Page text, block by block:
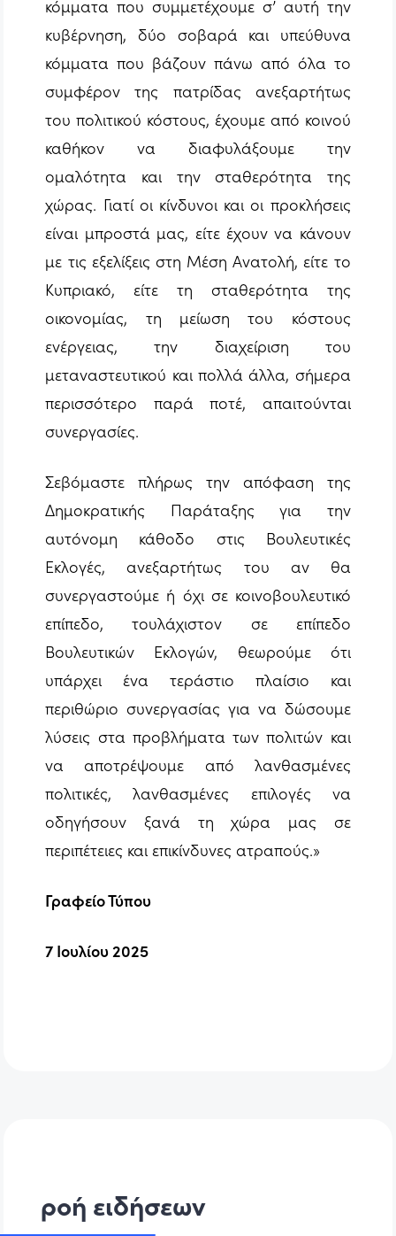
κόμματα που συμμετέχουμε σ’ αυτή την
κυβέρνηση, δύο σοβαρά και υπεύθυνα
κόμματα που βάζουν πάνω από όλα το
συμφέρον της πατρίδας ανεξαρτήτως
του πολιτικού κόστους, έχουμε από κοινού
καθήκον να διαφυλάξουμε την
ομαλότητα και την σταθερότητα της
χώρας. Γιατί οι κίνδυνοι και οι προκλήσεις
είναι μπροστά μας, είτε έχουν να κάνουν
με τις εξελίξεις στη Μέση Ανατολή, είτε το
Κυπριακό, είτε τη σταθερότητα της
οικονομίας, τη μείωση του κόστους
ενέργειας, την διαχείριση του
μεταναστευτικού και πολλά άλλα, σήμερα
περισσότερο παρά ποτέ, απαιτούνται
συνεργασίες.
Σεβόμαστε πλήρως την απόφαση της
Δημοκρατικής Παράταξης για την
αυτόνομη κάθοδο στις Βουλευτικές
Εκλογές, ανεξαρτήτως του αν θα
συνεργαστούμε ή όχι σε κοινοβουλευτικό
επίπεδο, τουλάχιστον σε επίπεδο
Βουλευτικών Εκλογών, θεωρούμε ότι
υπάρχει ένα τεράστιο πλαίσιο και
περιθώριο συνεργασίας για να δώσουμε
λύσεις στα προβλήματα των πολιτών και
να αποτρέψουμε από λανθασμένες
πολιτικές, λανθασμένες επιλογές να
οδηγήσουν ξανά τη χώρα μας σε
περιπέτειες και επικίνδυνες ατραπούς.»
Γραφείο Τύπου
7 Ιουλίου 2025
ροή ειδήσεων